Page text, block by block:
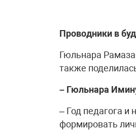
Проводники в
Гюльнара
также
– Гюльнара
– Год педагога и
формировать